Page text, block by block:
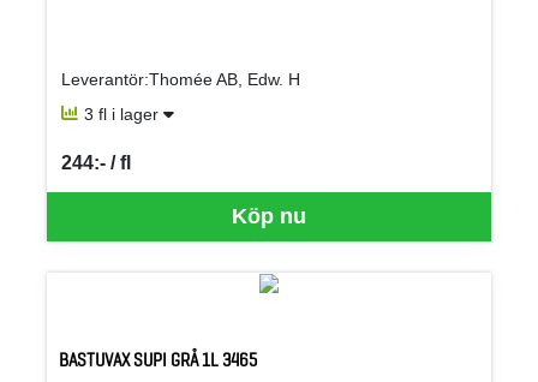
Leverantör:Thomée AB, Edw. H
3 fl i lager
Köp nu
244:- / fl
SEK per FL
BASTUVAX SUPI GRÅ 1L 3465